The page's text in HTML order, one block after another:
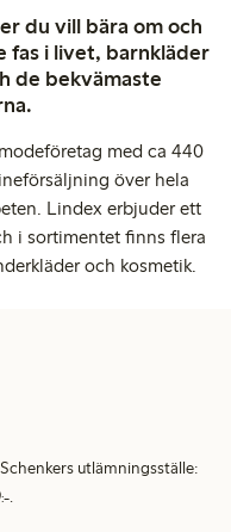
du vill bära om och
fas i livet, barnkläder
de bekvämaste
med ca 440
över hela
Lindex erbjuder ett
i sortimentet finns flera
och kosmetik.
utlämningsställe:
.